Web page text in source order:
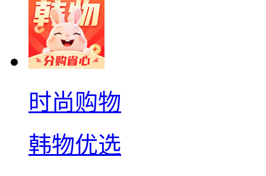
时尚购物
韩物优选